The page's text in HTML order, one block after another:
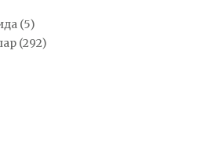
(5)
(292)